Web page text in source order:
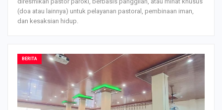
(doa atau lainnya) untuk pelayanan pastoral, pembinaan iman,
dan kesaksian hidup.
BERITA